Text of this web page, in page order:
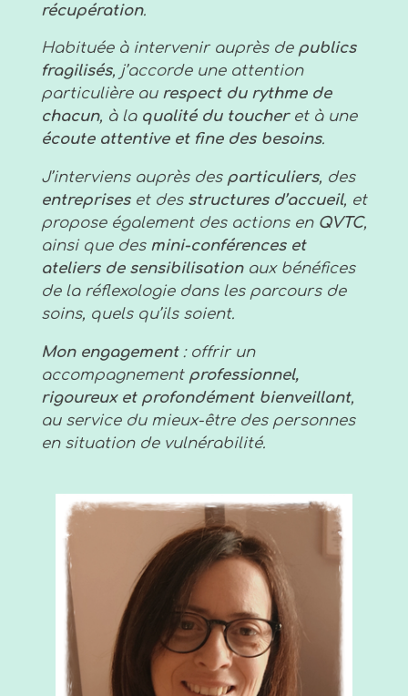
récupération.
Habituée à intervenir auprès de publics
fragilisés, j’accorde une attention
particulière au respect du rythme de
chacun, à la qualité du toucheret à une
écoute attentive et fine des besoins.
J’interviens auprès des particuliers, des
entrepriseset des structures d’accueil, et
propose également des actions en QVTC,
ainsi que des mini-conférences et
ateliers de sensibilisationaux bénéfices
de la réflexologie dans les parcours de
soins, quels qu’ils soient.
Mon engagement: offrir un
accompagnement professionnel,
rigoureux et profondément bienveillant,
au service du mieux-être des personnes
en situation de vulnérabilité.